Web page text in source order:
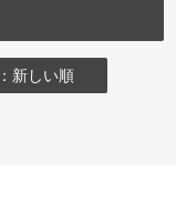
新しい順